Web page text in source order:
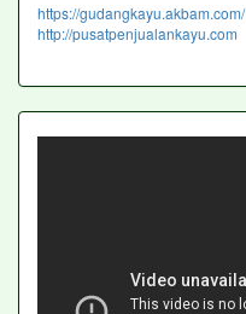
https://gudangkayu.akbam.com/
http://pusatpenjualankayu.com